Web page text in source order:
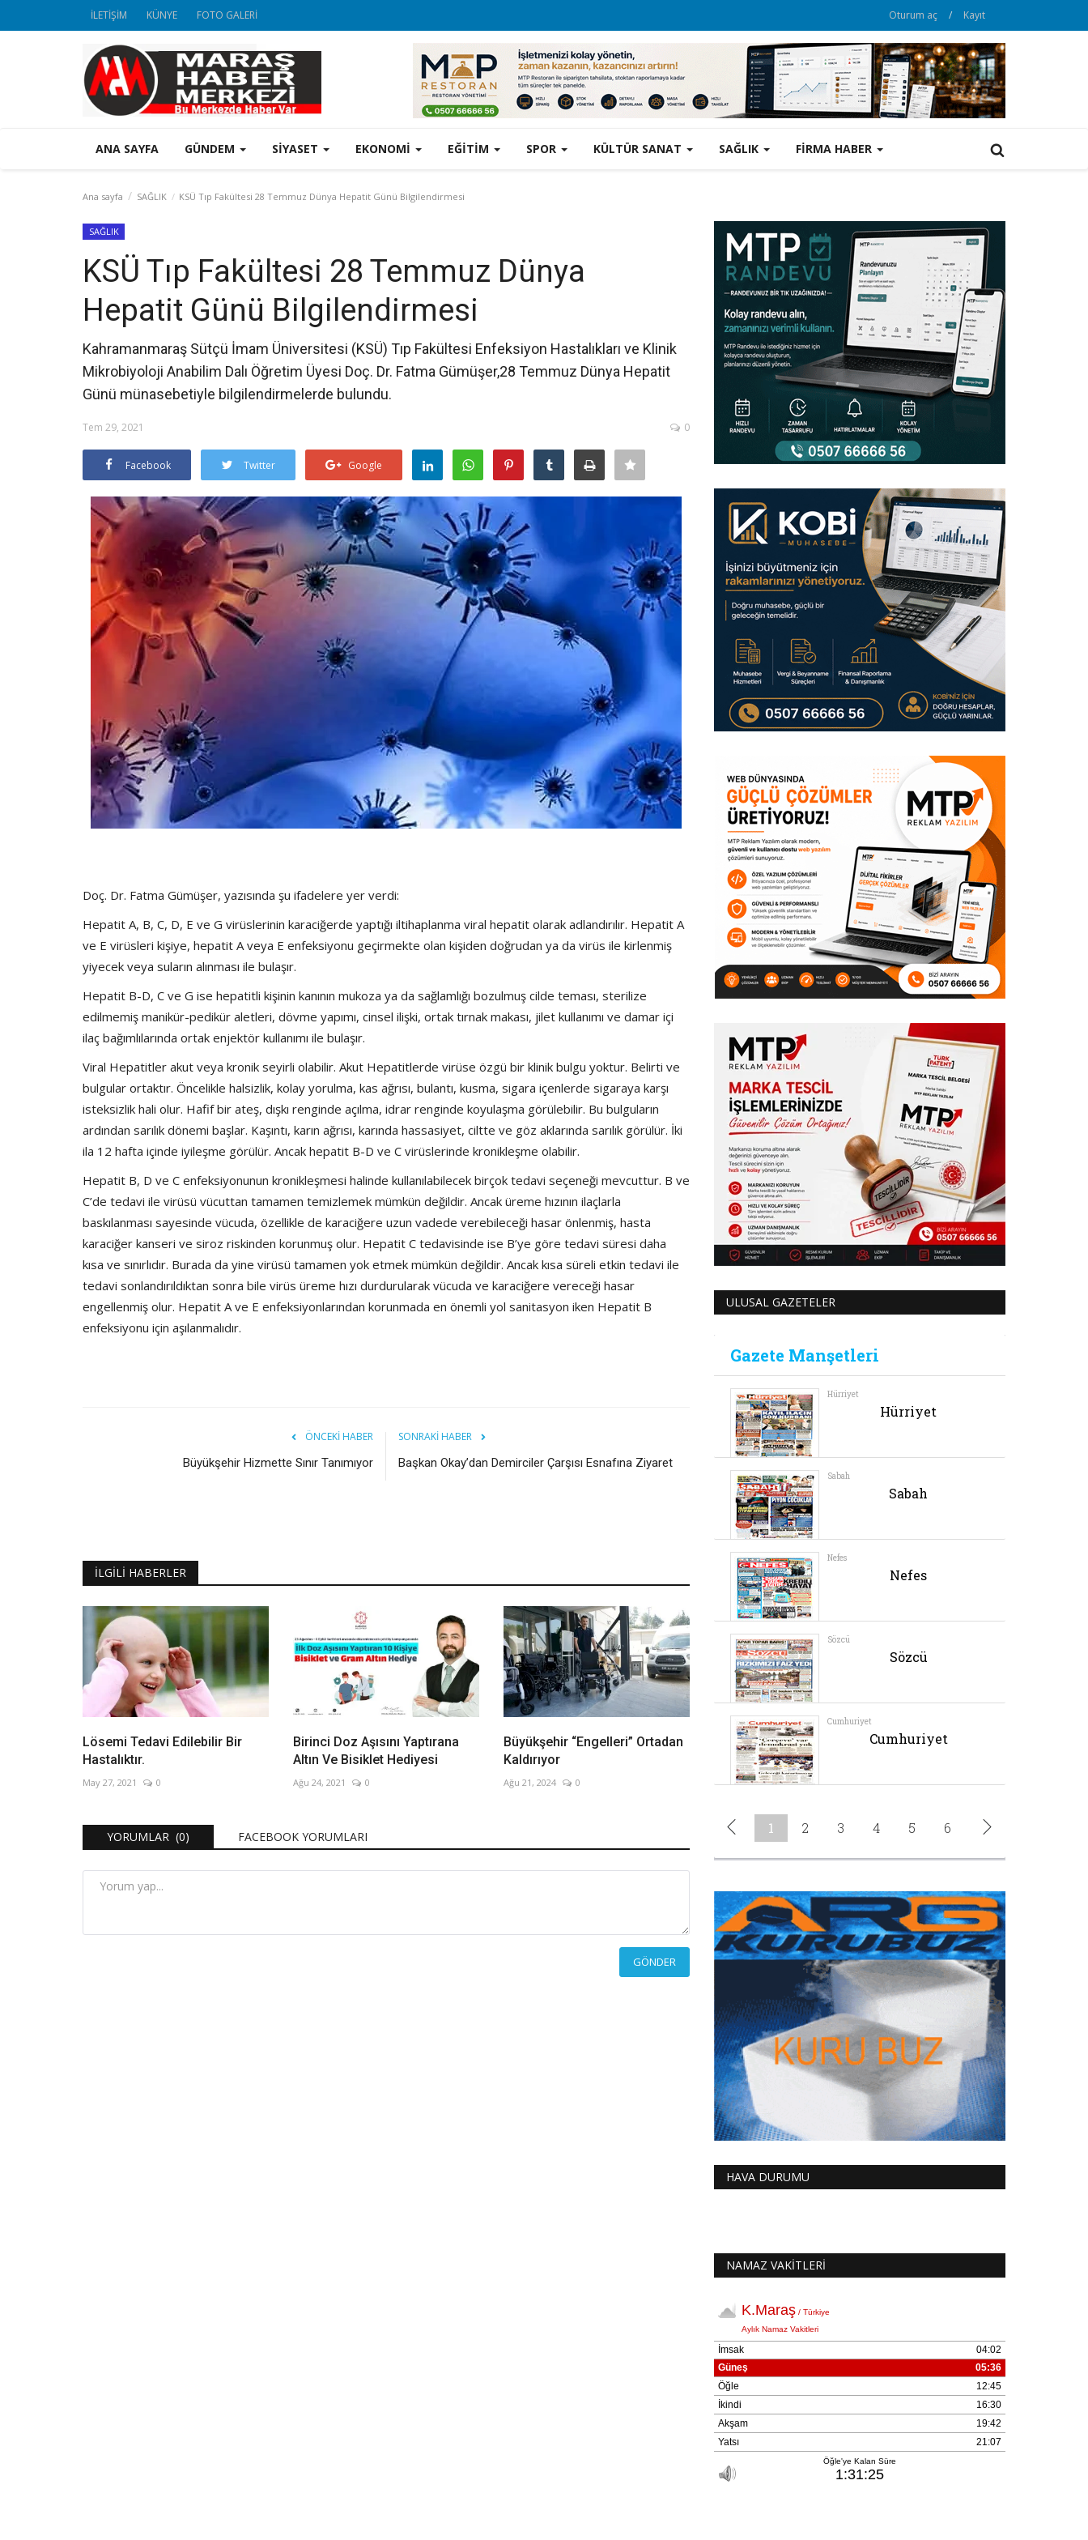
İLETİŞİM KÜNYE FOTO GALERİ Oturum aç / Kayıt
ANA SAYFA GÜNDEM SİYASET EKONOMİ EĞİTİM SPOR KÜLTÜR SANAT SAĞLIK FİRMA HABER
Ana sayfa SAĞLIK KSÜ Tıp Fakültesi 28 Temmuz Dünya Hepatit Günü Bilgilendirmesi
SAĞLIK
KSÜ Tıp Fakültesi 28 Temmuz Dünya
Hepatit Günü Bilgilendirmesi
Kahramanmaraş Sütçü İmam Üniversitesi (KSÜ) Tıp Fakültesi Enfeksiyon Hastalıkları ve Klinik
Mikrobiyoloji Anabilim Dalı Öğretim Üyesi Doç. Dr. Fatma Gümüşer,28 Temmuz Dünya Hepatit
Günü münasebetiyle bilgilendirmelerde bulundu.
Tem 29, 2021 0
Facebook Twitter Google
Doç. Dr. Fatma Gümüşer, yazısında şu ifadelere yer verdi:
Hepatit A, B, C, D, E ve G virüslerinin karaciğerde yaptığı iltihaplanma viral hepatit olarak adlandırılır. Hepatit A
ve E virüsleri kişiye, hepatit A veya E enfeksiyonu geçirmekte olan kişiden doğrudan ya da virüs ile kirlenmiş
yiyecek veya suların alınması ile bulaşır.
Hepatit B-D, C ve G ise hepatitli kişinin kanının mukoza ya da sağlamlığı bozulmuş cilde teması, sterilize
edilmemiş manikür-pedikür aletleri, dövme yapımı, cinsel ilişki, ortak tırnak makası, jilet kullanımı ve damar içi
ilaç bağımlılarında ortak enjektör kullanımı ile bulaşır.
Viral Hepatitler akut veya kronik seyirli olabilir. Akut Hepatitlerde virüse özgü bir klinik bulgu yoktur. Belirti ve
bulgular ortaktır. Öncelikle halsizlik, kolay yorulma, kas ağrısı, bulantı, kusma, sigara içenlerde sigaraya karşı
isteksizlik hali olur. Hafif bir ateş, dışkı renginde açılma, idrar renginde koyulaşma görülebilir. Bu bulguların
ardından sarılık dönemi başlar. Kaşıntı, karın ağrısı, karında hassasiyet, ciltte ve göz aklarında sarılık görülür. İki
ila 12 hafta içinde iyileşme görülür. Ancak hepatit B-D ve C virüslerinde kronikleşme olabilir.
Hepatit B, D ve C enfeksiyonunun kronikleşmesi halinde kullanılabilecek birçok tedavi seçeneği mevcuttur. B ve
C’de tedavi ile virüsü vücuttan tamamen temizlemek mümkün değildir. Ancak üreme hızının ilaçlarla
baskılanması sayesinde vücuda, özellikle de karaciğere uzun vadede verebileceği hasar önlenmiş, hasta
karaciğer kanseri ve siroz riskinden korunmuş olur. Hepatit C tedavisinde ise B’ye göre tedavi süresi daha
kısa ve sınırlıdır. Burada da yine virüsü tamamen yok etmek mümkün değildir. Ancak kısa süreli etkin tedavi ile
tedavi sonlandırıldıktan sonra bile virüs üreme hızı durdurularak vücuda ve karaciğere vereceği hasar
engellenmiş olur. Hepatit A ve E enfeksiyonlarından korunmada en önemli yol sanitasyon iken Hepatit B
enfeksiyonu için aşılanmalıdır.
ÖNCEKI HABER
Büyükşehir Hizmette Sınır Tanımıyor
SONRAKI HABER
Başkan Okay’dan Demirciler Çarşısı Esnafına Ziyaret
İLGILI HABERLER
Lösemi Tedavi Edilebilir Bir
Hastalıktır.
May 27, 2021 0
Birinci Doz Aşısını Yaptırana
Altın Ve Bisiklet Hediyesi
Ağu 24, 2021 0
Büyükşehir “Engelleri” Ortadan
Kaldırıyor
Ağu 21, 2024 0
YORUMLAR (0) FACEBOOK YORUMLARI
GÖNDER
ULUSAL GAZETELER
HAVA DURUMU
NAMAZ VAKİTLERİ